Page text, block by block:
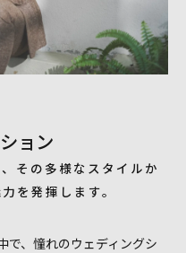
ョン
その多様なスタイルか
を発揮します。
で、憧れのウェディングシ